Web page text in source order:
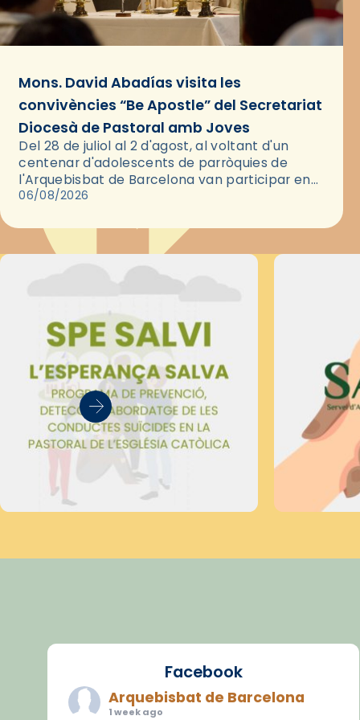
Mons. David Abadías visita les
convivències “Be Apostle” del Secretariat
Diocesà de Pastoral amb Joves
Del 28 de juliol al 2 d'agost, al voltant d'un
centenar d'adolescents de parròquies de
l'Arquebisbat de Barcelona van participar en
les convivències Be Apostle, organitzades pel
06/08/2026
Facebook
Arquebisbat de Barcelona
1 week ago